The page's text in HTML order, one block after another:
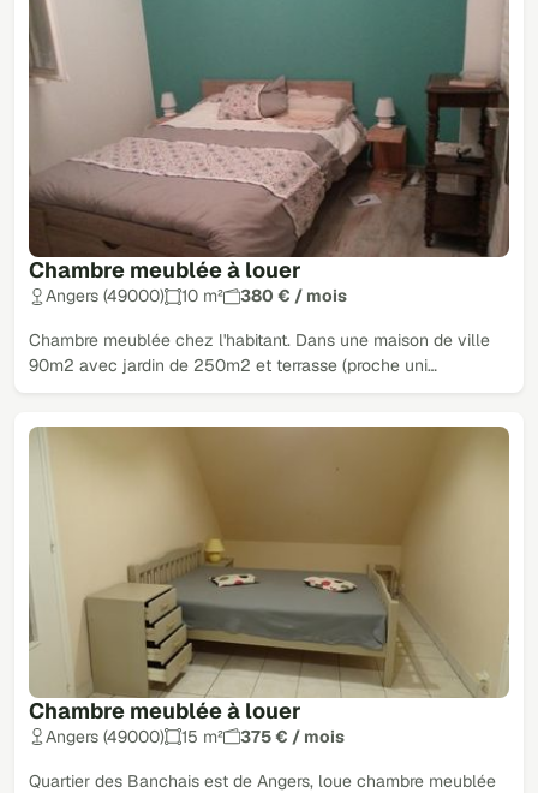
Chambre meublée à louer
Angers (49000) 10 m² 380 € / mois
Chambre meublée chez l'habitant. Dans une maison de ville
90m2 avec jardin de 250m2 et terrasse (proche uni…
Chambre meublée à louer
Angers (49000) 15 m² 375 € / mois
Quartier des Banchais est de Angers, loue chambre meublée